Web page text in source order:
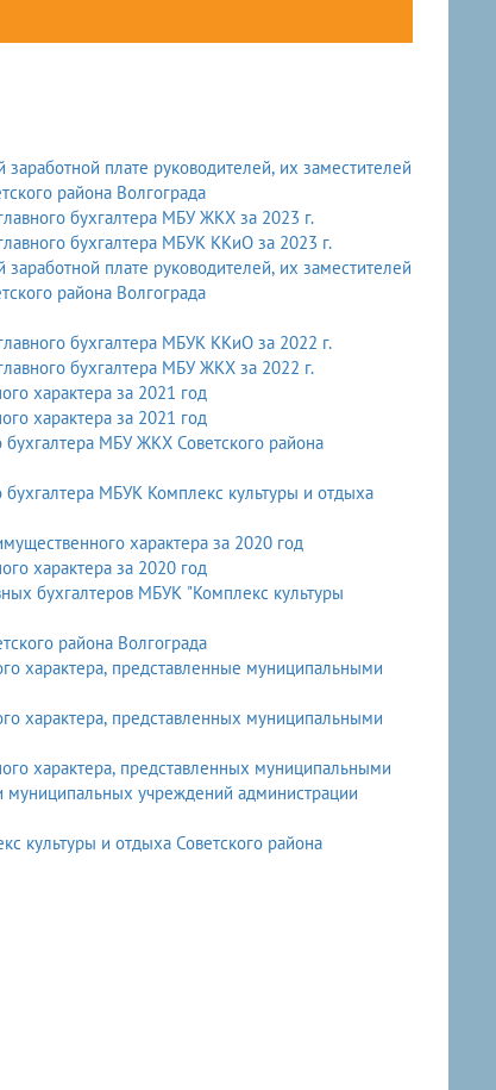
района Волгограда
бухгалтера МБУ ЖКХ за 2023 г.
бухгалтера МБУК ККиО за 2023 г.
района Волгограда
бухгалтера МБУК ККиО за 2022 г.
бухгалтера МБУ ЖКХ за 2022 г.
характера за 2021 год
характера за 2021 год
бухгалтера МБУ ЖКХ Советского района
МБУК Комплекс культуры и отдыха
характера за 2020 год
характера за 2020 год
бухгалтеров МБУК "Комплекс культуры
района Волгограда
характера, представленные муниципальными
характера, представленных муниципальными
характера, представленных муниципальными
муниципальных учреждений администрации
культуры и отдыха Советского района